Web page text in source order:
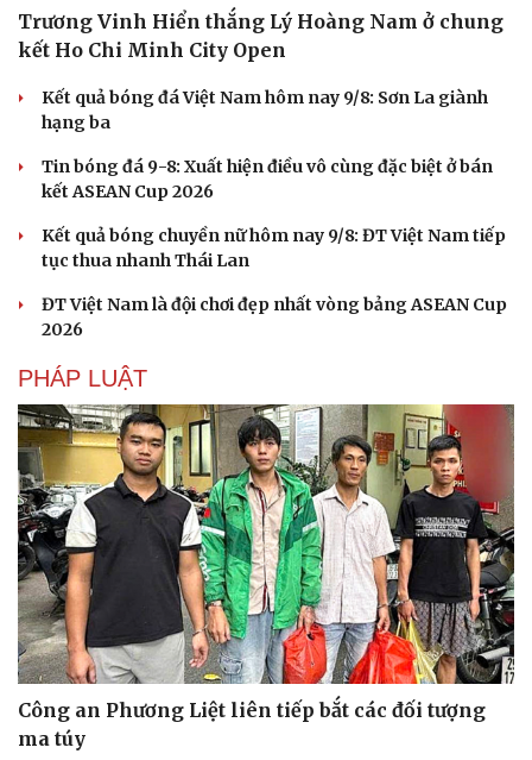
Trương Vinh Hiển thắng Lý Hoàng Nam ở chung
kết Ho Chi Minh City Open
Kết quả bóng đá Việt Nam hôm nay 9/8: Sơn La giành
hạng ba
Tin bóng đá 9-8: Xuất hiện điều vô cùng đặc biệt ở bán
kết ASEAN Cup 2026
Kết quả bóng chuyền nữ hôm nay 9/8: ĐT Việt Nam tiếp
tục thua nhanh Thái Lan
ĐT Việt Nam là đội chơi đẹp nhất vòng bảng ASEAN Cup
2026
PHÁP LUẬT
Công an Phương Liệt liên tiếp bắt các đối tượng
ma túy